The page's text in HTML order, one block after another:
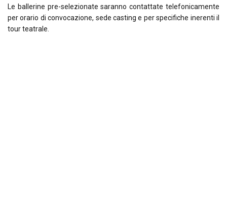
Le ballerine pre-selezionate saranno contattate telefonicamente
per orario di convocazione, sede casting e per specifiche inerenti il
tour teatrale.